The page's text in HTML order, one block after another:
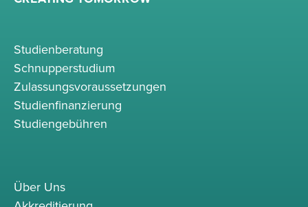
Studienberatung
Schnupperstudium
Zulassungsvoraussetzungen
Studienfinanzierung
Studiengebühren
Über Uns